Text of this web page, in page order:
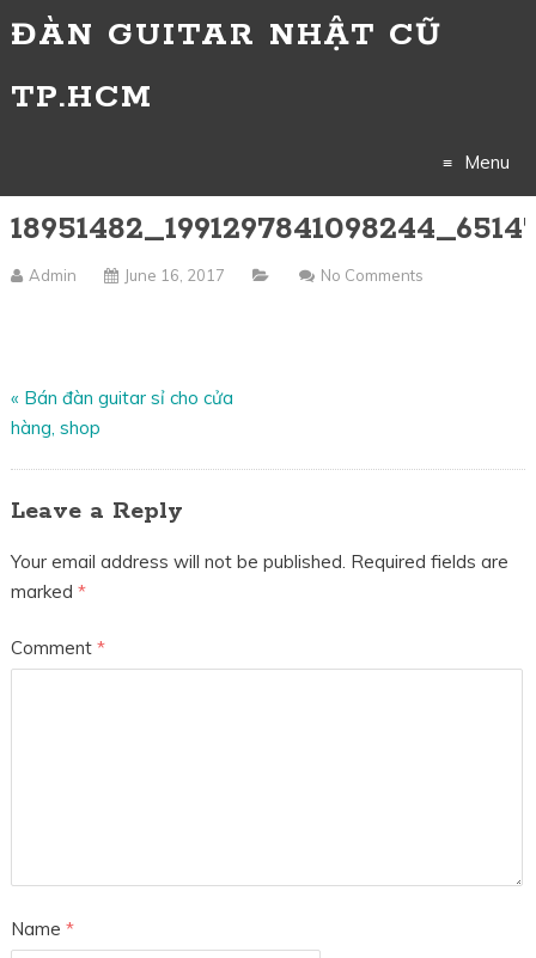
ĐÀN GUITAR NHẬT CŨ
TP.HCM
Menu
Skip
Admin June 16, 2017 No Comments
« Bán đàn guitar sỉ cho cửa
hàng, shop
Leave a Reply
Your email address will not be published. Required fields are
marked *
Comment *
Name *